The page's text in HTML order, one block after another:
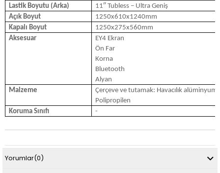
Lastik Boyutu (Arka)
11″ Tubless – Ultra Geniş
Açık Boyut
1250x610x1240mm
Kapalı Boyut
1250x275x560mm
Aksesuar
EY4 Ekran
Ön Far
Korna
Bluetooth
Alyan
Malzeme
Çerçeve ve tutamak: Havacılık
Polipropilen
Koruma Sınıfı
-
Yorumlar(0)